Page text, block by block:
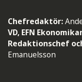
Chefredaktör:
VD, EFN
Redaktionschef
Emanuelsson